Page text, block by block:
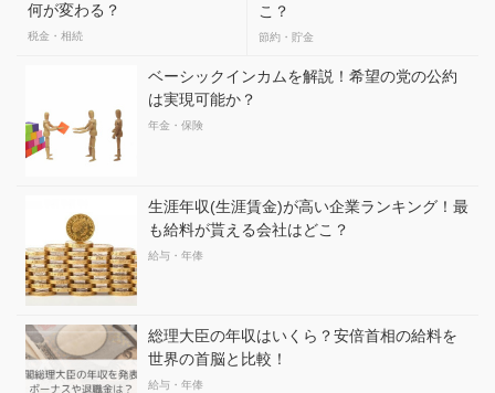
何が変わる？
税金・相続
こ？
節約・貯金
ベーシックインカムを解説！希望の党の公約
は実現可能か？
年金・保険
生涯年収(生涯賃金)が高い企業ランキング！最
も給料が貰える会社はどこ？
給与・年俸
総理大臣の年収はいくら？安倍首相の給料を
世界の首脳と比較！
給与・年俸